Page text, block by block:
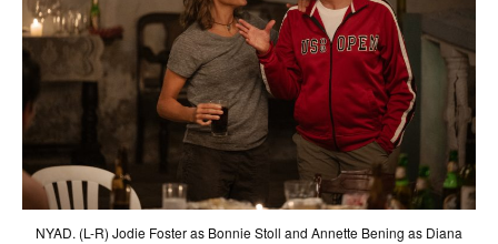
NYAD. (L-R) Jodie Foster as Bonnie Stoll and Annette Bening as Diana